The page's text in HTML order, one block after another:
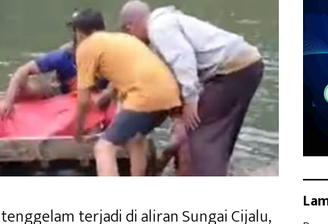
terjadi di aliran Sungai Cijalu,